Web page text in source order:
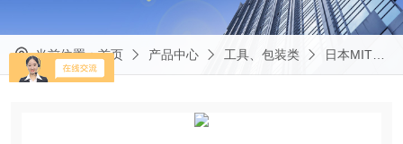
当前位置：首页 产品中心 工具、包装类 日本MITUTOYO三丰